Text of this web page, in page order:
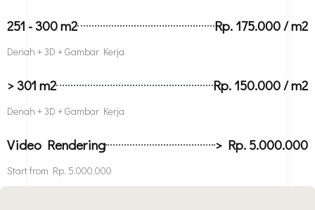
251 - 300 m2 Rp. 175.000 / m2
Denah + 3D + Gambar Kerja
> 301 m2 Rp. 150.000 / m2
Denah + 3D + Gambar Kerja
Video Rendering > Rp. 5.000.000
Start from Rp. 5.000.000